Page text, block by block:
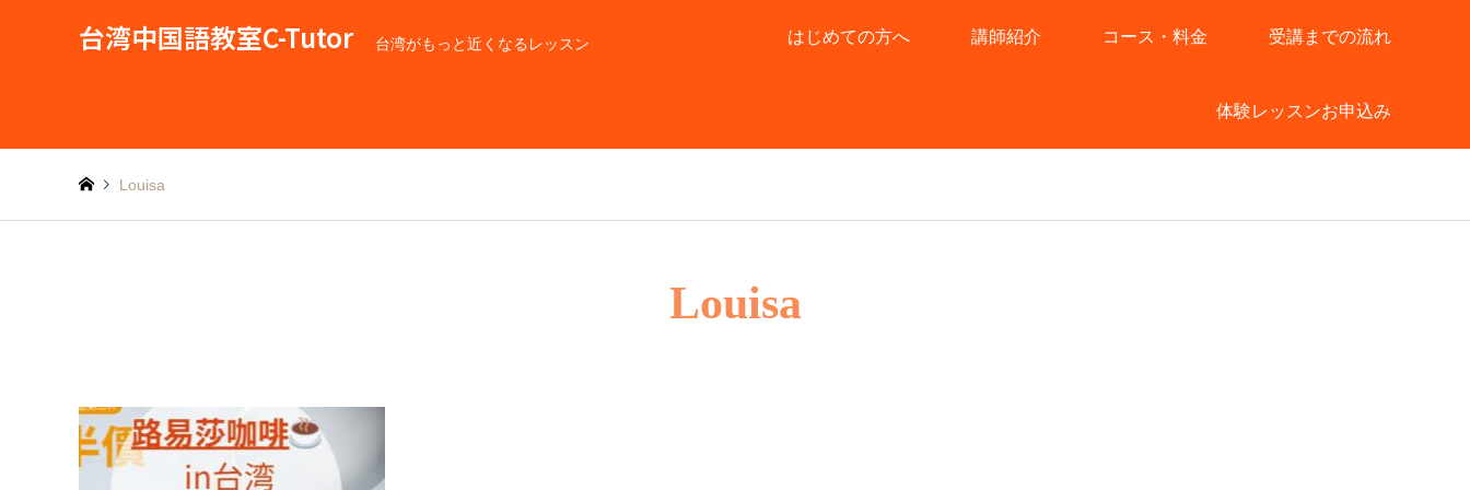
台湾中国語教室C-Tutor 台湾がもっと近くなるレッスン はじめての方へ 講師紹介 コース・料金 受講までの流れ
体験レッスンお申込み
Louisa
Louisa